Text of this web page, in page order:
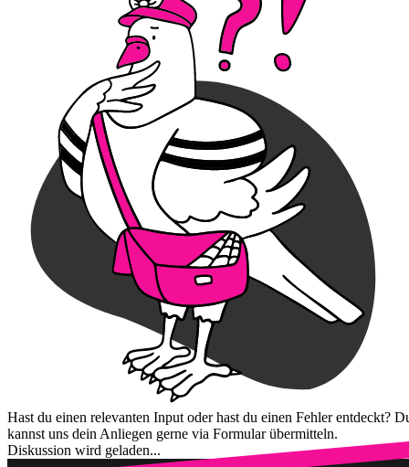
Hast du einen relevanten Input oder hast du einen Fehler entdeckt?
kannst uns dein Anliegen gerne via Formular übermitteln.
Diskussion wird geladen...